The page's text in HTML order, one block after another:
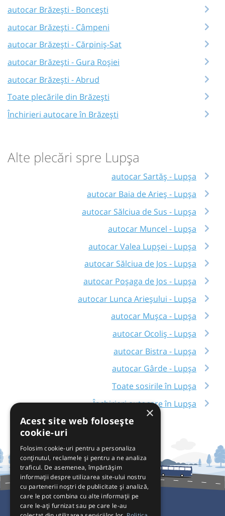
autocar Brăzești - Boncești
autocar Brăzești - Câmpeni
autocar Brăzești - Cărpiniș-Sat
autocar Brăzești - Gura Roșiei
autocar Brăzești - Abrud
Toate plecările din Brăzești
Închirieri autocare în Brăzești
Alte plecări spre Lupșa
autocar Sartăș - Lupșa
autocar Baia de Arieș - Lupșa
autocar Sălciua de Sus - Lupșa
autocar Muncel - Lupșa
autocar Valea Lupșei - Lupșa
autocar Sălciua de Jos - Lupșa
autocar Poșaga de Jos - Lupșa
autocar Lunca Arieșului - Lupșa
autocar Mușca - Lupșa
autocar Ocoliș - Lupșa
autocar Bistra - Lupșa
autocar Gârde - Lupșa
Toate sosirile în Lupșa
Închirieri autocare în Lupșa
×
Acest site web folosește
cookie-uri
Folosim cookie-uri pentru a personaliza
conținutul, reclamele și pentru a ne analiza
traficul. De asemenea, împărtășim
informații despre utilizarea site-ului nostru
cu partenerii noștri de publicitate și analiză,
care le pot combina cu alte informații pe
care le-ați furnizat sau pe care le-au